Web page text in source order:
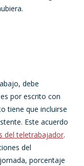
debe
por escrito con
tiene que incluirse
Este acuerdo
del teletrabajador.
del
porcentaje